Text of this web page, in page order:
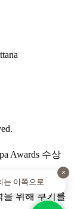
Awards 수상
을 위해 쿠키를
는 이쪽으로
×